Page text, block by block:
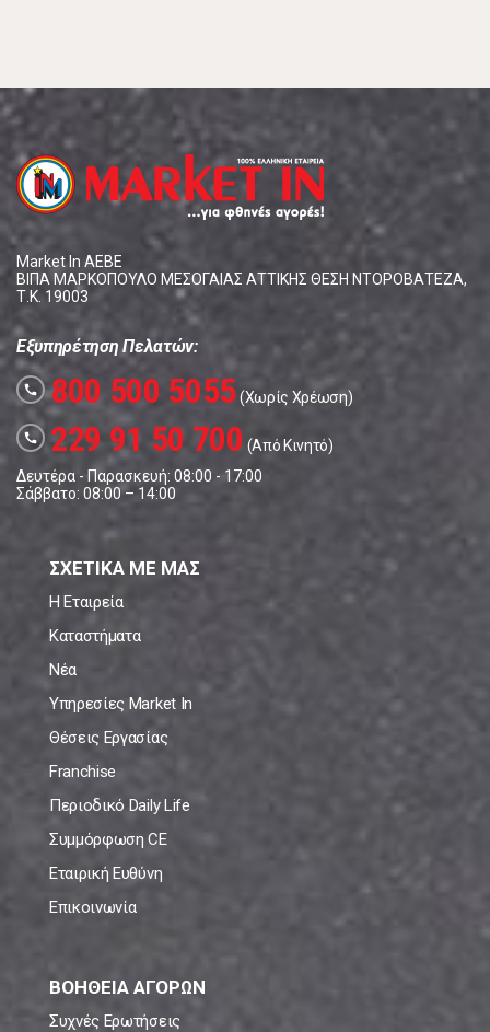
Market In ΑΕΒΕ
ΒΙΠΑ ΜΑΡΚΟΠΟΥΛΟ ΜΕΣΟΓΑΙΑΣ ΑΤΤΙΚΗΣ ΘΕΣΗ ΝΤΟΡΟΒΑΤΕΖΑ,
Τ.Κ. 19003
Εξυπηρέτηση Πελατών:
call 800 500 5055(Χωρίς Χρέωση)
call 229 91 50 700 (Από Κινητό)
Δευτέρα - Παρασκευή: 08:00 - 17:00
Σάββατο: 08:00 – 14:00
ΣΧΕΤΙΚΑ ΜΕ ΜΑΣ
Η Εταιρεία
Καταστήματα
Νέα
Υπηρεσίες Market In
Θέσεις Εργασίας
Franchise
Περιοδικό Daily Life
Συμμόρφωση CE
Εταιρική Ευθύνη
Επικοινωνία
ΒΟΗΘΕΙΑ ΑΓΟΡΩΝ
Συχνές Ερωτήσεις